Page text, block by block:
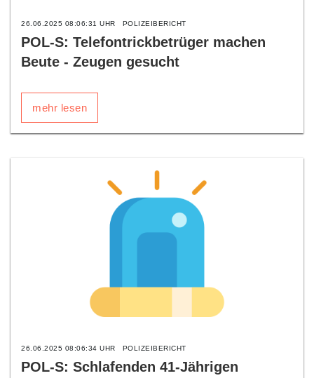
26.06.2025 08:06:31 UHR POLIZEIBERICHT
POL-S: Telefontrickbetrüger machen
Beute - Zeugen gesucht
mehr lesen
26.06.2025 08:06:34 UHR POLIZEIBERICHT
POL-S: Schlafenden 41-Jährigen